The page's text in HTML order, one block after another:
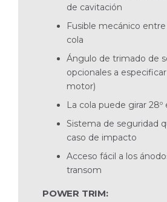
de cavitación
Fusible mecánico
cola
Ángulo de trimado de
opcionales a
motor)
La cola puede girar
Sistema de seguridad
caso de impacto
Acceso fácil a los
transom
POWER TRIM: